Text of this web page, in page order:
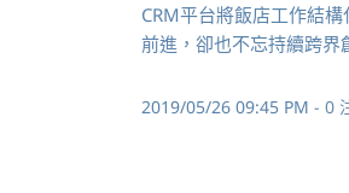
CRM平台將飯店工作結
前進，卻也不忘持續跨界
2019/05/26 09:45 PM - 0